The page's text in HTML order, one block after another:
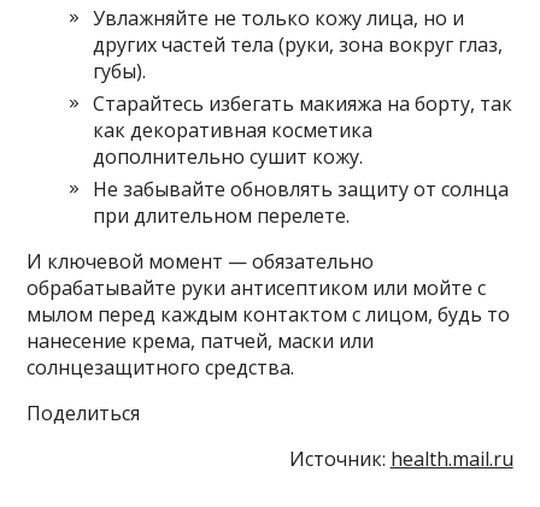
Увлажняйте не только кожу лица, но и
других частей тела (руки, зона вокруг глаз,
губы).
Старайтесь избегать макияжа на борту, так
как декоративная косметика
дополнительно сушит кожу.
Не забывайте обновлять защиту от солнца
при длительном перелете.
И ключевой момент — обязательно
обрабатывайте руки антисептиком или мойте с
мылом перед каждым контактом с лицом, будь то
нанесение крема, патчей, маски или
солнцезащитного средства.
Поделиться
Источник: health.mail.ru